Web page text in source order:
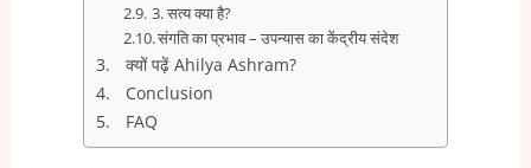
3. सत्य क्या है?
संगति का प्रभाव – उपन्यास का केंद्रीय संदेश
क्यों पढ़ें Ahilya Ashram?
Conclusion
FAQ